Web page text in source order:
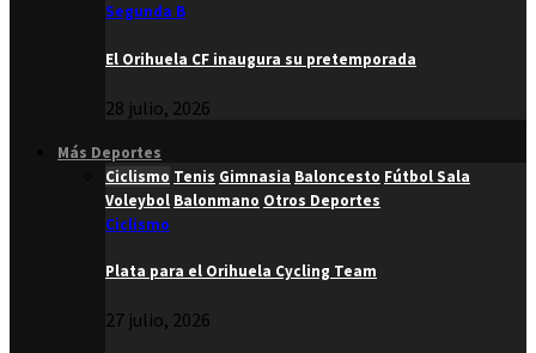
Segunda B
El Orihuela CF inaugura su pretemporada
28 julio, 2026
Más Deportes
Ciclismo Tenis Gimnasia Baloncesto Fútbol Sala
Voleybol Balonmano Otros Deportes
Ciclismo
Plata para el Orihuela Cycling Team
27 julio, 2026